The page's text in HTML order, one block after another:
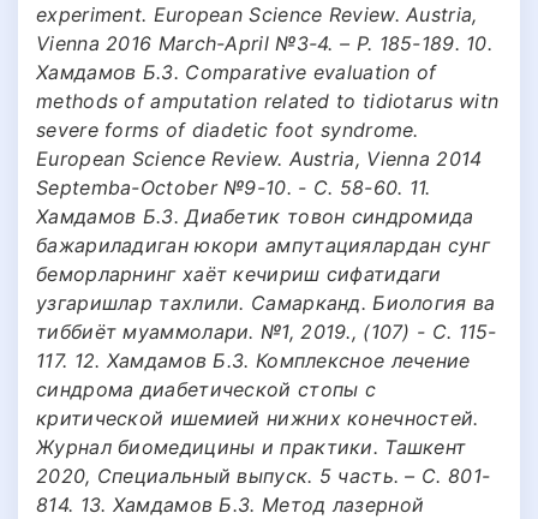
experiment. European Science Review. Austria,
Vienna 2016 March-April №3-4. – Р. 185-189. 10.
Хамдамов Б.З. Comparative evaluation of
methods of amputation related to tidiotarus witn
severe forms of diadetic foot syndrome.
European Science Review. Austria, Vienna 2014
Septemba-October №9-10. - C. 58-60. 11.
Хамдамов Б.З. Диабетик товон синдромида
бажариладиган юкори ампутациялардан сунг
беморларнинг хаёт кечириш сифатидаги
узгаришлар тахлили. Самарканд. Биология ва
тиббиёт муаммолари. №1, 2019., (107) - С. 115-
117. 12. Хамдамов Б.З. Комплексное лечение
синдрома диабетической стопы с
критической ишемией нижних конечностей.
Журнал биомедицины и практики. Ташкент
2020, Специальный выпуск. 5 часть. – С. 801-
814. 13. Хамдамов Б.З. Метод лазерной